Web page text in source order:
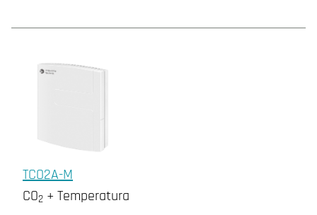
TCO2A-M
CO2 + Temperatura